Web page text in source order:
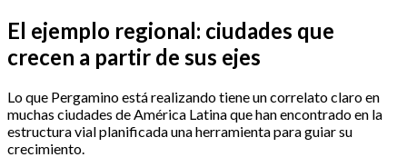
El ejemplo regional: ciudades que
crecen a partir de sus ejes
Lo que Pergamino está realizando tiene un correlato claro en
muchas ciudades de América Latina que han encontrado en la
estructura vial planificada una herramienta para guiar su
crecimiento.